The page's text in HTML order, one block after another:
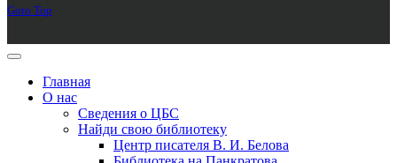
Goto Top
Главная
О нас
Сведения о ЦБС
Найди свою библиотеку
Центр писателя В. И. Белова